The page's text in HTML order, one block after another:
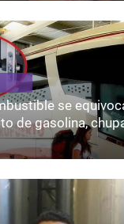
se
de gasolina,